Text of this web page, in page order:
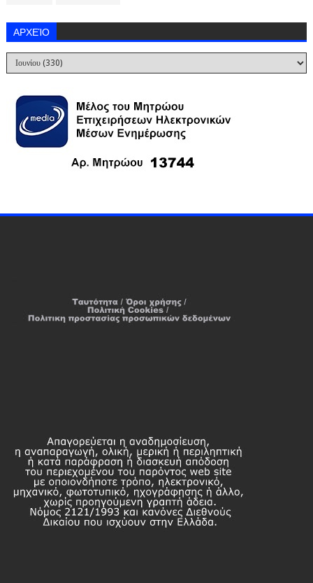
ΑΡΧΕΊΟ